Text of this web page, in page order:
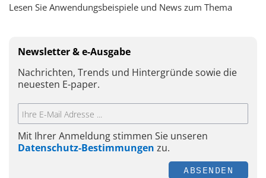
Lesen Sie Anwendungsbeispiele und News zum Thema
Newsletter & e-Ausgabe
Nachrichten, Trends und Hintergründe sowie die
neuesten E-paper.
Mit Ihrer Anmeldung stimmen Sie unseren
Datenschutz-Bestimmungen zu.
ABSENDEN